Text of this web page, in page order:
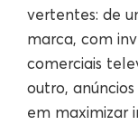
vertentes: de
marca, com
comerciais
outro,
em maximizar